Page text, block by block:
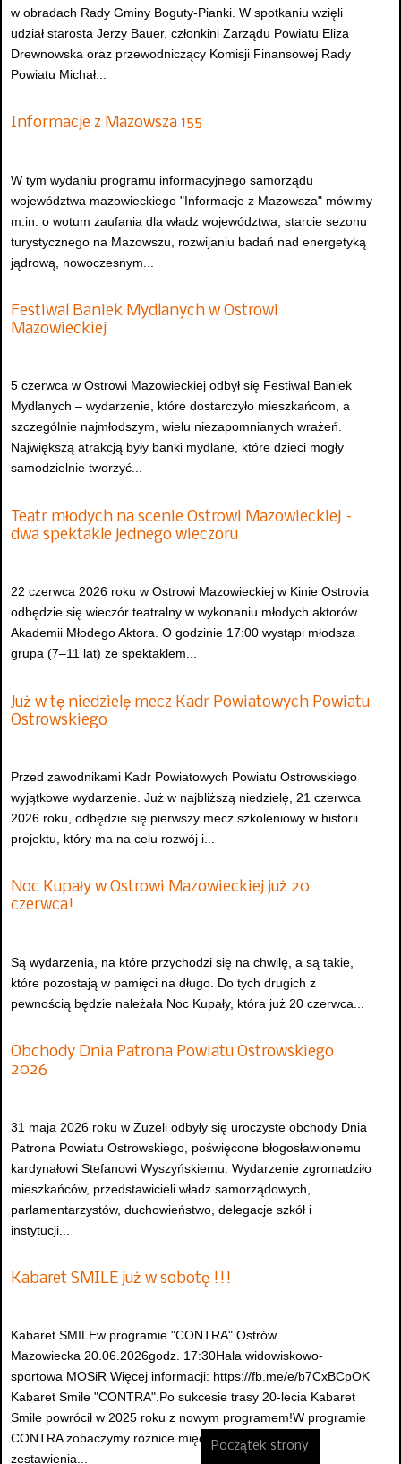
w obradach Rady Gminy Boguty-Pianki. W spotkaniu wzięli
udział starosta Jerzy Bauer, członkini Zarządu Powiatu Eliza
Drewnowska oraz przewodniczący Komisji Finansowej Rady
Powiatu Michał...
Informacje z Mazowsza 155
W tym wydaniu programu informacyjnego samorządu
województwa mazowieckiego "Informacje z Mazowsza" mówimy
m.in. o wotum zaufania dla władz województwa, starcie sezonu
turystycznego na Mazowszu, rozwijaniu badań nad energetyką
jądrową, nowoczesnym...
Festiwal Baniek Mydlanych w Ostrowi
Mazowieckiej
5 czerwca w Ostrowi Mazowieckiej odbył się Festiwal Baniek
Mydlanych – wydarzenie, które dostarczyło mieszkańcom, a
szczególnie najmłodszym, wielu niezapomnianych wrażeń.
Największą atrakcją były banki mydlane, które dzieci mogły
samodzielnie tworzyć...
Teatr młodych na scenie Ostrowi Mazowieckiej –
dwa spektakle jednego wieczoru
22 czerwca 2026 roku w Ostrowi Mazowieckiej w Kinie Ostrovia
odbędzie się wieczór teatralny w wykonaniu młodych aktorów
Akademii Młodego Aktora. O godzinie 17:00 wystąpi młodsza
grupa (7–11 lat) ze spektaklem...
Już w tę niedzielę mecz Kadr Powiatowych Powiatu
Ostrowskiego
Przed zawodnikami Kadr Powiatowych Powiatu Ostrowskiego
wyjątkowe wydarzenie. Już w najbliższą niedzielę, 21 czerwca
2026 roku, odbędzie się pierwszy mecz szkoleniowy w historii
projektu, który ma na celu rozwój i...
Noc Kupały w Ostrowi Mazowieckiej już 20
czerwca!
Są wydarzenia, na które przychodzi się na chwilę, a są takie,
które pozostają w pamięci na długo. Do tych drugich z
pewnością będzie należała Noc Kupały, która już 20 czerwca...
Obchody Dnia Patrona Powiatu Ostrowskiego
2026
31 maja 2026 roku w Zuzeli odbyły się uroczyste obchody Dnia
Patrona Powiatu Ostrowskiego, poświęcone błogosławionemu
kardynałowi Stefanowi Wyszyńskiemu. Wydarzenie zgromadziło
mieszkańców, przedstawicieli władz samorządowych,
parlamentarzystów, duchowieństwo, delegacje szkół i
instytucji...
Kabaret SMILE już w sobotę !!!
Kabaret SMILEw programie "CONTRA" Ostrów
Mazowiecka 20.06.2026godz. 17:30Hala widowiskowo-
sportowa MOSiR Więcej informacji: https://fb.me/e/b7CxBCpOK
Kabaret Smile "CONTRA".Po sukcesie trasy 20-lecia Kabaret
Smile powrócił w 2025 roku z nowym programem!W programie
CONTRA zobaczymy różnice między pokoleniami,
zestawienia...
Początek strony